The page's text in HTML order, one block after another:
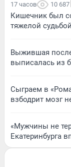
17 часов 10 687
Кишечник был
тяжелой
Выжившая
выписалась из
Сыграем в
взбодрит мозг
«Мужчины не
Екатеринбурга